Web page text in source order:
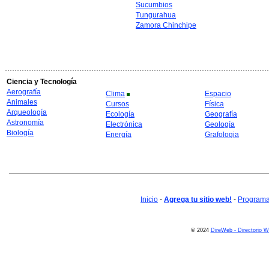
Sucumbios
Tungurahua
Zamora Chinchipe
Ciencia y Tecnología
Aerografía
Animales
Arqueología
Astronomía
Biología
Clima
Cursos
Ecología
Electrónica
Energía
Espacio
Física
Geografía
Geología
Grafologia
Inicio - Agrega tu sitio web! -
© 2024 DireWeb - Directorio